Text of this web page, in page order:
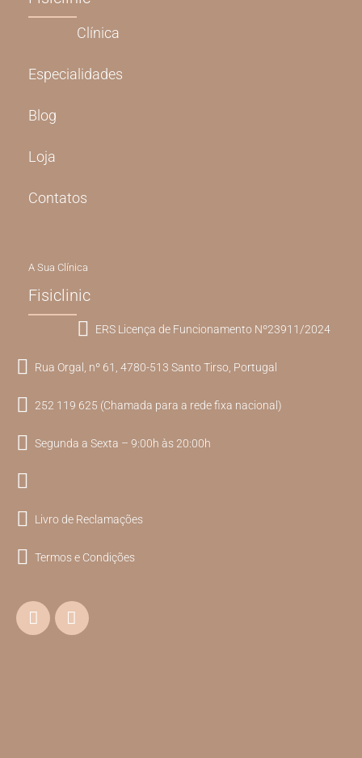
Clínica
Especialidades
Blog
Loja
Contatos
A Sua Clínica
Fisiclinic
ERS Licença de Funcionamento Nº23911/2024
Rua Orgal, nº 61, 4780-513 Santo Tirso, Portugal
252 119 625 (Chamada para a rede fixa nacional)
Segunda a Sexta – 9:00h às 20:00h
Livro de Reclamações
Termos e Condições